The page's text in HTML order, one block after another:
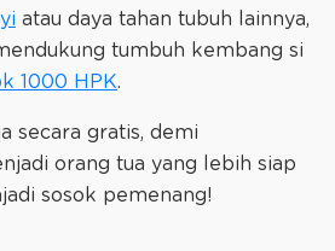
atau daya tahan tubuh lainnya,
tumbuh kembang si
1000 HPK.
secara gratis, demi
orang tua yang lebih siap
sosok pemenang!